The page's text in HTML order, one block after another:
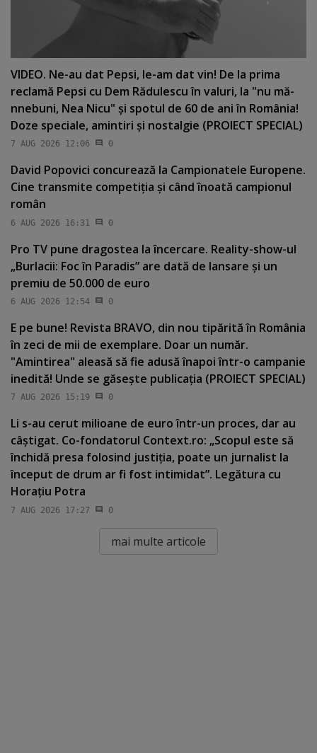
VIDEO. Ne-au dat Pepsi, le-am dat vin! De la prima
reclamă Pepsi cu Dem Rădulescu în valuri, la "nu mă-
nnebuni, Nea Nicu" şi spotul de 60 de ani în România!
Doze speciale, amintiri şi nostalgie (PROIECT SPECIAL)
7 AUG 2026 12:06 0
David Popovici concurează la Campionatele Europene.
Cine transmite competiţia şi când înoată campionul
român
6 AUG 2026 16:31 0
Pro TV pune dragostea la încercare. Reality-show-ul
„Burlacii: Foc în Paradis” are dată de lansare şi un
premiu de 50.000 de euro
6 AUG 2026 12:54 0
E pe bune! Revista BRAVO, din nou tipărită în România
în zeci de mii de exemplare. Doar un număr.
"Amintirea" aleasă să fie adusă înapoi într-o campanie
inedită! Unde se găseşte publicaţia (PROIECT SPECIAL)
7 AUG 2026 15:19 0
Li s-au cerut milioane de euro într-un proces, dar au
câştigat. Co-fondatorul Context.ro: „Scopul este să
închidă presa folosind justiţia, poate un jurnalist la
început de drum ar fi fost intimidat”. Legătura cu
Horaţiu Potra
7 AUG 2026 17:27 0
mai multe articole